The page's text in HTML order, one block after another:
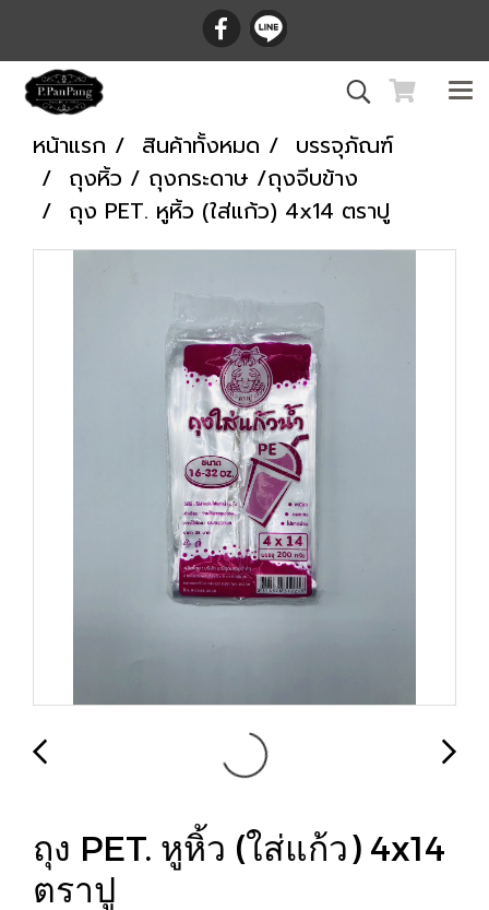
หน้าแรก สินค้าทั้งหมด
บรรจุภัณฑ์
ถุงหิ้ว / ถุงกระดาษ /ถุงจีบข้าง
ถุง PET. หูหิ้ว (ใส่แก้ว) 4x14 ตราปู
ถุง PET. หูหิ้ว (ใส่แก้ว) 4x14
ตราปู